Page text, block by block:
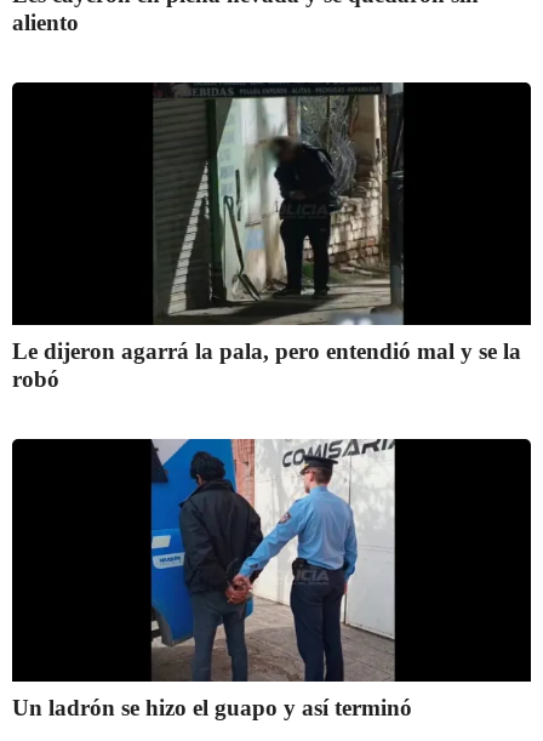
aliento
Le dijeron agarrá la pala, pero entendió mal y se la
robó
Un ladrón se hizo el guapo y así terminó